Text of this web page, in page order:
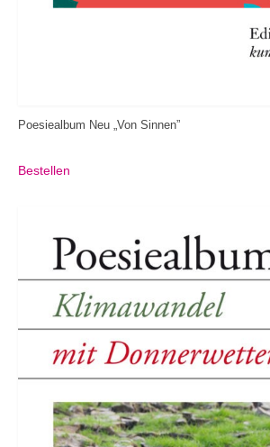
Poesiealbum Neu „Von Sinnen”
Bestellen